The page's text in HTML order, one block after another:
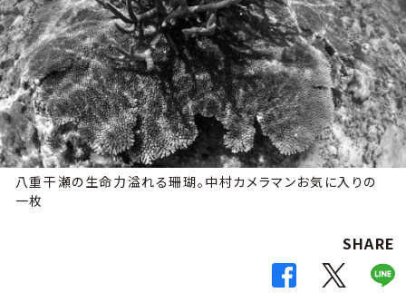
八重干瀬の生命力溢れる珊瑚。中村カメラマンお気に入りの
一枚
SHARE